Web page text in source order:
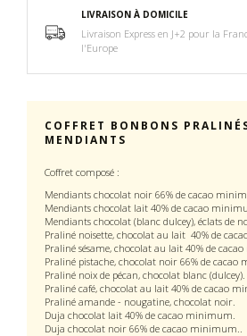
LIVRAISON À DOMICILE
Livraison Express en J+2 pour la
l'Europe
COFFRET BONBONS
MENDIANTS
Coffret composé :
Mendiants chocolat noir 66% de cacao
Mendiants chocolat lait 40% de cacao
Mendiants chocolat (blanc dulcey), éclats de
Praliné noisette, chocolat au lait 40% de
Praliné sésame, chocolat au lait 40% de
Praliné pistache, chocolat noir 66% de cacao
Praliné noix de pécan, chocolat blanc (dulcey).
Praliné café, chocolat au lait 40% de cacao
Praliné amande - nougatine, chocolat noir.
Duja chocolat lait 40% de cacao minimum.
Duja chocolat noir 66% de cacao minimum..